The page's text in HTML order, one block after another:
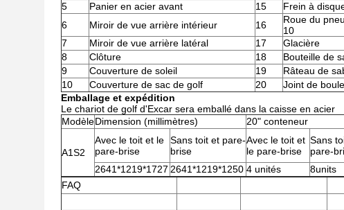
5
Panier en acier avant 15
Frein à
6
Miroir de vue arrière intérieur 16
Roue du
10
7
Miroir de vue arrière latéral 17
Glacière
8
Clôture 18
Bouteille de
9
Couverture de soleil 19
Râteau de
10
Couverture de sac de golf 20
Joint de boule
Emballage et expédition
Le chariot de golf d'Excar sera emballé dans la caisse en acier
ModèleDimension (millimètres) 20" conteneur
A1S2
Avec le toit et le
pare-brise
Sans toit et pare-
brise
Avec le toit et
le pare-brise
Sans
pare-
2641*1219*1727 2641*1219*1250 4 unités 8units
FAQ